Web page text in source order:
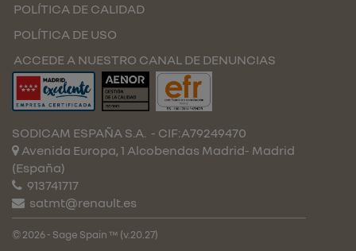
POLÍTICA DE CALIDAD
POLÍTICA DE USO
ACCEDE A NUESTRO CANAL DE DENUNCIAS
SODICAM ESPAÑA S.A. - CIF:A79249470
Avenida Europa, 1 Alcobendas Madrid- Madrid
(España)
913741717
satmt@renault.es
© 2026 - Sage Spain ™ (v.20.27)